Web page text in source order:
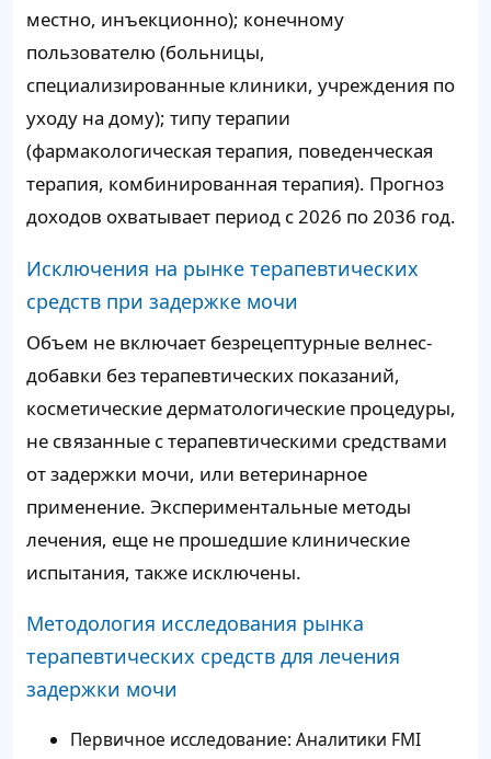
местно, инъекционно); конечному
пользователю (больницы,
специализированные клиники, учреждения по
уходу на дому); типу терапии
(фармакологическая терапия, поведенческая
терапия, комбинированная терапия). Прогноз
доходов охватывает период с 2026 по 2036 год.
Исключения на рынке терапевтических
средств при задержке мочи
Объем не включает безрецептурные велнес-
добавки без терапевтических показаний,
косметические дерматологические процедуры,
не связанные с терапевтическими средствами
от задержки мочи, или ветеринарное
применение. Экспериментальные методы
лечения, еще не прошедшие клинические
испытания, также исключены.
Методология исследования рынка
терапевтических средств для лечения
задержки мочи
Первичное исследование: Аналитики FMI